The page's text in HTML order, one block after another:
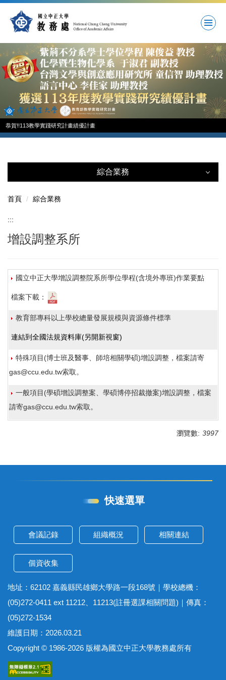
到
容
區
恭賀!!113教學實踐研究計畫績優計畫
綜合業務
親善大使團
增設調整系所
首頁 綜合業務
:::
增設調整系所
國立中正大學增設調整院系所學位學程(含境外專班)作業要點
檔案下載：
教育部專科以上學校總量發展規模與資源條件標準
連結到全國法規資料庫(另開新視窗)
特殊項目(博士班及醫事、師培相關學碩)增設調整，檔案請寄
gas@ccu.edu.tw索取。
一般項目(學碩增設調整案、學碩博停招裁撤案)增設調整，檔案
請寄gas@ccu.edu.tw索取。
瀏覽數: 3997
快速選單
會議記錄 組織概況 相關連結
個資收集
地址：62102 嘉義縣民雄鄉大學路一段168號｜學校總機：
(05)272-0411 ext 11212、11213(註冊選課相關問題)｜傳真：
(05)272-1534
維護日期：2026.03.21
Copyright © 1986-2026 版權為國立中正大學教務處所有